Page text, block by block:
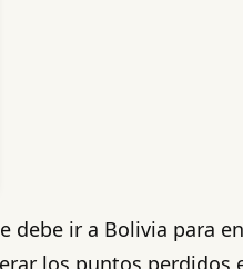
ir a Bolivia para
los puntos perdidos